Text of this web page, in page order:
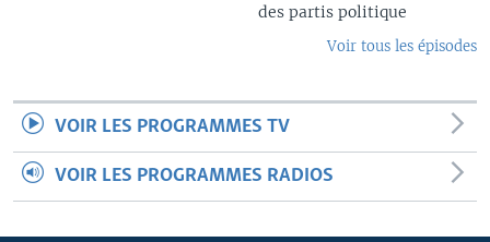
des partis politique
Voir tous les épisodes
VOIR LES PROGRAMMES TV
VOIR LES PROGRAMMES RADIOS